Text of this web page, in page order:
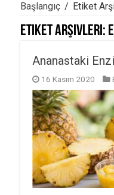
Başlangıç / Etiket
Etiket Arşivleri:
Ananastaki
16 Kasım 2020